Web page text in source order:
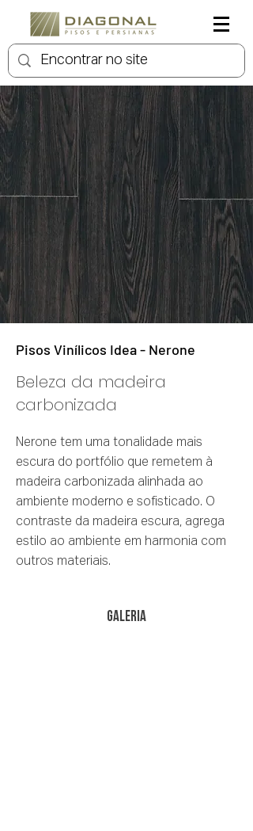
Pisos Vinílicos Idea - Nerone
Beleza da madeira
carbonizada
Nerone tem uma tonalidade mais
escura do portfólio que remetem à
madeira carbonizada alinhada ao
ambiente moderno e sofisticado. O
contraste da madeira escura, agrega
estilo ao ambiente em harmonia com
outros materiais.
galeria